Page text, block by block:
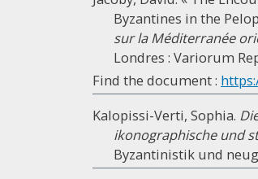
Byzantines in the
sur la Méditerranée
Londres : Variorum
Find the document :
Kalopissi-Verti, Sophia.
ikonographische und
Byzantinistik und